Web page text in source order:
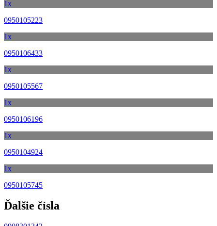
1x
0950105223
1x
0950106433
1x
0950105567
1x
0950106196
1x
0950104924
1x
0950105745
Ďalšie čísla